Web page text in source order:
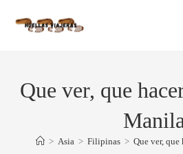
Que ver, que
Manila
> Asia > Filipinas > Que ver,